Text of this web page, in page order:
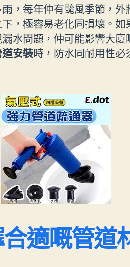
，每年仲有颱風季節，外
，極容易老化同損壞。如
水問題，仲可能影響大廈
安裝時，防水同耐用性必
適嘅管道